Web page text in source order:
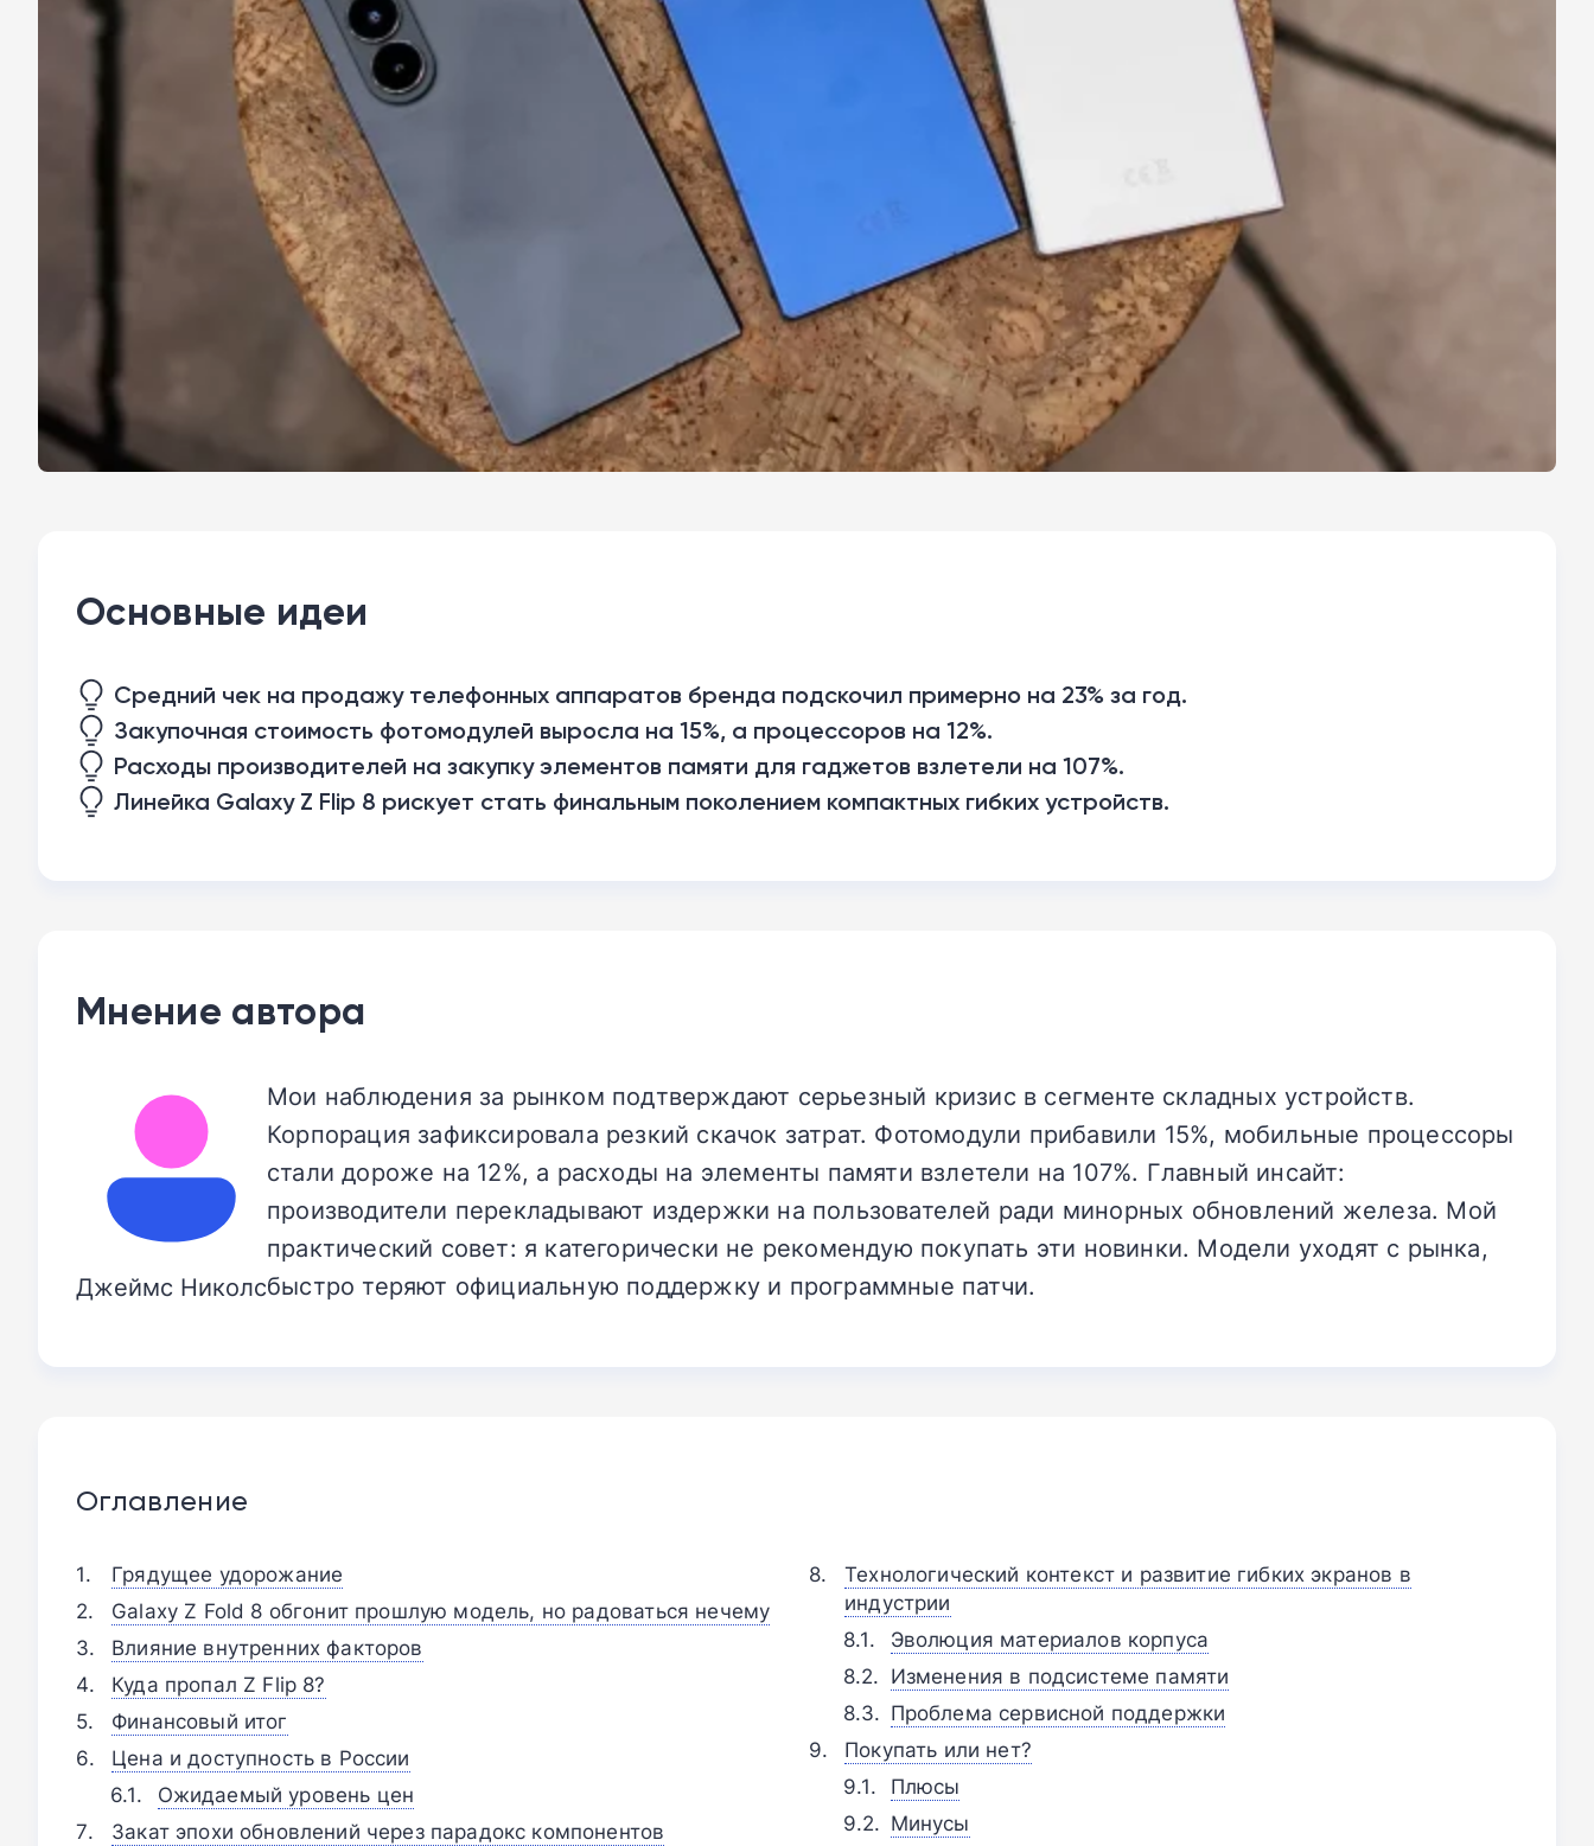
Основные идеи
Средний чек на продажу телефонных аппаратов бренда подскочил примерно на 23% за год.
Закупочная стоимость фотомодулей выросла на 15%, а процессоров на 12%.
Расходы производителей на закупку элементов памяти для гаджетов взлетели на 107%.
Линейка Galaxy Z Flip 8 рискует стать финальным поколением компактных гибких устройств.
Мнение автора
Джеймс Николс
Мои наблюдения за рынком подтверждают серьезный кризис в сегменте складных устройств.
Корпорация зафиксировала резкий скачок затрат. Фотомодули прибавили 15%, мобильные процессоры
стали дороже на 12%, а расходы на элементы памяти взлетели на 107%. Главный инсайт:
производители перекладывают издержки на пользователей ради минорных обновлений железа. Мой
практический совет: я категорически не рекомендую покупать эти новинки. Модели уходят с рынка,
быстро теряют официальную поддержку и программные патчи.
Оглавление
Грядущее удорожание
Galaxy Z Fold 8 обгонит прошлую модель, но радоваться нечему
Влияние внутренних факторов
Куда пропал Z Flip 8?
Финансовый итог
Цена и доступность в России
Ожидаемый уровень цен
Закат эпохи обновлений через парадокс компонентов
Технологический контекст и развитие гибких экранов в
индустрии
Эволюция материалов корпуса
Изменения в подсистеме памяти
Проблема сервисной поддержки
Покупать или нет?
Плюсы
Минусы